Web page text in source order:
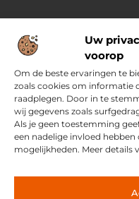
Uw
voorop
Om de beste ervaringen te
zoals cookies om informatie
raadplegen. Door in te
wij gegevens zoals
Als je geen toestemming
een nadelige invloed hebben
mogelijkheden. Meer details
Over Pass4sure.nl
Jouw bron voor slimme
Verken een gevarieerd
dagelijks ondersteunen
strategieën en
jezelf.
Main Links
Bericht categorie